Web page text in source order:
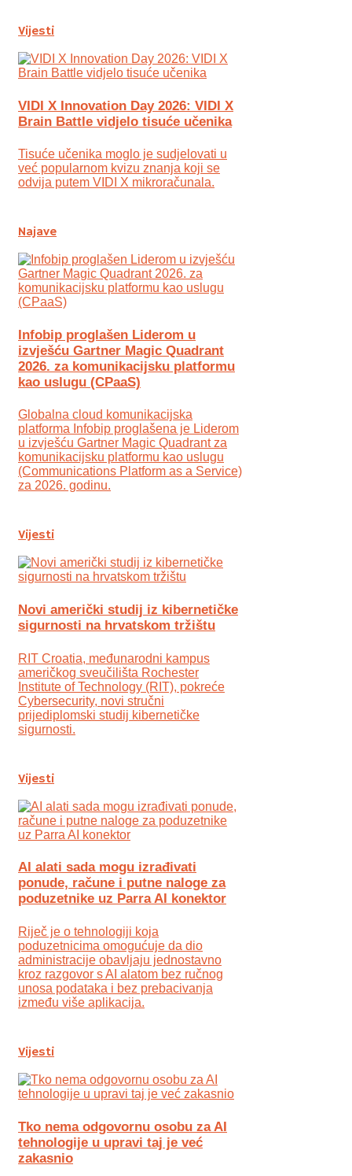
Vijesti
VIDI X Innovation Day 2026: VIDI X
Brain Battle vidjelo tisuće učenika
Tisuće učenika moglo je sudjelovati u
već popularnom kvizu znanja koji se
odvija putem VIDI X mikroračunala.
Najave
Infobip proglašen Liderom u
izvješću Gartner Magic Quadrant
2026. za komunikacijsku platformu
kao uslugu (CPaaS)
Globalna cloud komunikacijska
platforma Infobip proglašena je Liderom
u izvješću Gartner Magic Quadrant za
komunikacijsku platformu kao uslugu
(Communications Platform as a Service)
za 2026. godinu.
Vijesti
Novi američki studij iz kibernetičke
sigurnosti na hrvatskom tržištu
RIT Croatia, međunarodni kampus
američkog sveučilišta Rochester
Institute of Technology (RIT), pokreće
Cybersecurity, novi stručni
prijediplomski studij kibernetičke
sigurnosti.
Vijesti
AI alati sada mogu izrađivati
ponude, račune i putne naloge za
poduzetnike uz Parra AI konektor
Riječ je o tehnologiji koja
poduzetnicima omogućuje da dio
administracije obavljaju jednostavno
kroz razgovor s AI alatom bez ručnog
unosa podataka i bez prebacivanja
između više aplikacija.
Vijesti
Tko nema odgovornu osobu za AI
tehnologije u upravi taj je već
zakasnio